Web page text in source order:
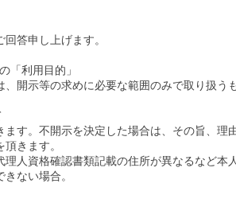
答申し上げます。
「利用目的」
開示等の求めに必要な範囲のみで取り扱う
す。不開示を決定した場合は、その旨、理
きます。
人資格確認書類記載の住所が異なるなど本
ない場合。